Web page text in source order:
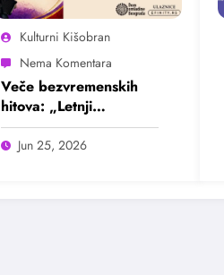
Kulturni Kišobran
Veče bezvremenskih
hitova: „Letnji
evergrin“ u Domu
omladine Beograda
Jun 25, 2026